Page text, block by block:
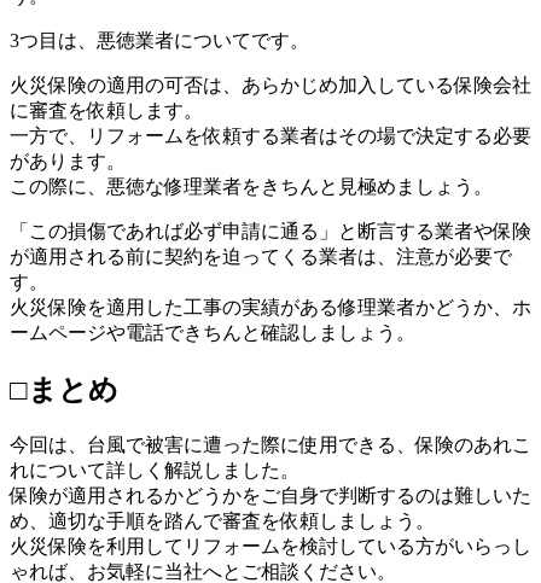
3つ目は、悪徳業者についてです。
火災保険の適用の可否は、あらかじめ加入している保険会社
に審査を依頼します。
一方で、リフォームを依頼する業者はその場で決定する必要
があります。
この際に、悪徳な修理業者をきちんと見極めましょう。
「この損傷であれば必ず申請に通る」と断言する業者や保険
が適用される前に契約を迫ってくる業者は、注意が必要で
す。
火災保険を適用した工事の実績がある修理業者かどうか、ホ
ームページや電話できちんと確認しましょう。
□まとめ
今回は、台風で被害に遭った際に使用できる、保険のあれこ
れについて詳しく解説しました。
保険が適用されるかどうかをご自身で判断するのは難しいた
め、適切な手順を踏んで審査を依頼しましょう。
火災保険を利用してリフォームを検討している方がいらっし
ゃれば、お気軽に当社へとご相談ください。